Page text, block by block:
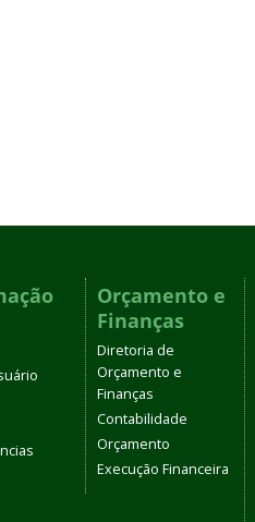
Orçamento e
Finanças
Diretoria de
Orçamento e
Finanças
Contabilidade
Orçamento
Execução Financeira